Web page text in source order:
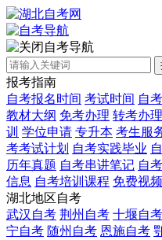
自考导航
报考指南
自考报名时间 考试时间 自
教材大纲 免考办理 转考办理
训 学位申请 专升本 考生服
考考试计划 自考实践毕业
历年真题 自考串讲笔记 自
信息 自考培训课程 免费视
湖北地区自考
武汉自考 荆州自考 十堰自考
宁自考 随州自考 恩施自考